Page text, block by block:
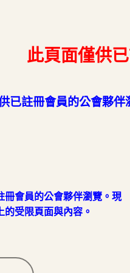
此頁面僅供
已註冊會員的公會夥
冊會員的公會夥伴瀏覽。現
受限頁面與內容。